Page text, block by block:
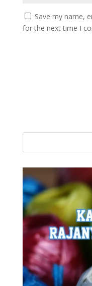
Save my name,
for the next time I